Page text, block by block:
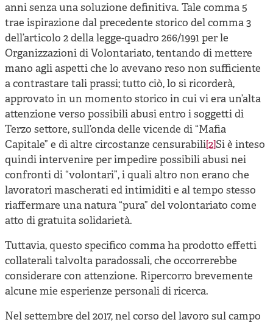
anni senza una soluzione definitiva. Tale comma 5
trae ispirazione dal precedente storico del comma 3
dell’articolo 2 della legge-quadro 266/1991 per le
Organizzazioni di Volontariato, tentando di mettere
mano agli aspetti che lo avevano reso non sufficiente
a contrastare tali prassi; tutto ciò, lo si ricorderà,
approvato in un momento storico in cui vi era un’alta
attenzione verso possibili abusi entro i soggetti di
Terzo settore, sull’onda delle vicende di “Mafia
Capitale” e di altre circostanze censurabili[2]Si è inteso
quindi intervenire per impedire possibili abusi nei
confronti di “volontari”, i quali altro non erano che
lavoratori mascherati ed intimiditi e al tempo stesso
riaffermare una natura “pura” del volontariato come
atto di gratuita solidarietà.
Tuttavia, questo specifico comma ha prodotto effetti
collaterali talvolta paradossali, che occorrerebbe
considerare con attenzione. Ripercorro brevemente
alcune mie esperienze personali di ricerca.
Nel settembre del 2017, nel corso del lavoro sul campo